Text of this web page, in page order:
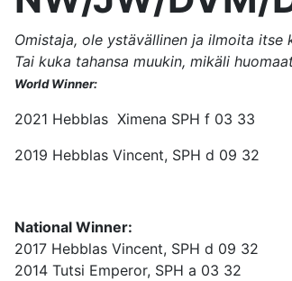
Omistaja, ole ystävällinen ja ilmoita itse
Tai kuka tahansa muukin, mikäli
World Winner:
2021 Hebblas Ximena SPH f 03 33
2019 Hebblas Vincent, SPH d 09 32
National Winner:
2017 Hebblas Vincent, SPH d 09 32
2014 Tutsi Emperor, SPH a 03 32